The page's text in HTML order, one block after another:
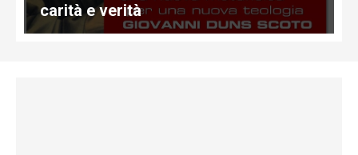
carità e verità